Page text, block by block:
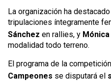
La organización ha
tripulaciones íntegramente
Sánchez en rallies, y
modalidad todo terreno.
El programa de la
Campeones se disputará el